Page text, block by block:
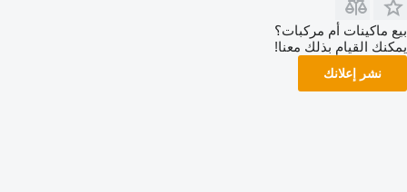
بيع ماكينات أم مركبات؟
يمكنك القيام بذلك معنا!
نشر إعلانك